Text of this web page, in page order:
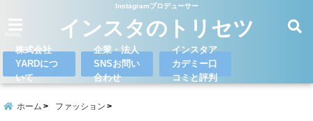
Instagramプロデューサー
インスタのトリセツ
株式会社
YARDにつ
いて
企業・法人
SNSお問い
合わせ
インスタア
カデミー口
コミと評判
ホーム ファッション